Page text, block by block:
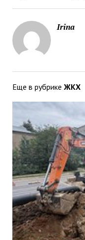
Irina
Еще в рубрике ЖКХ